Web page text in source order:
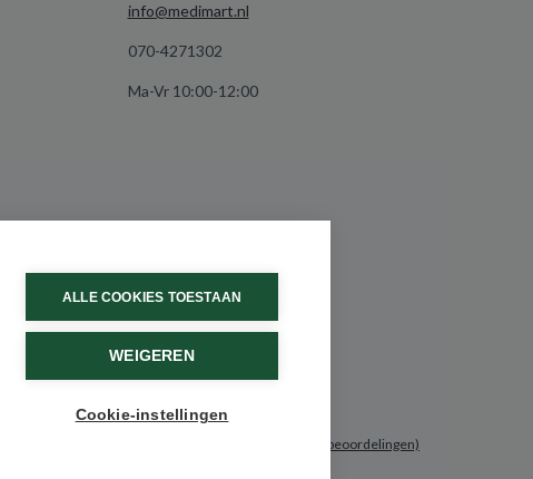
info@medimart.nl
070-4271302
Ma-Vr 10:00-12:00
(531 beoordelingen)
ALLE COOKIES TOESTAAN
WEIGEREN
Cookie-instellingen